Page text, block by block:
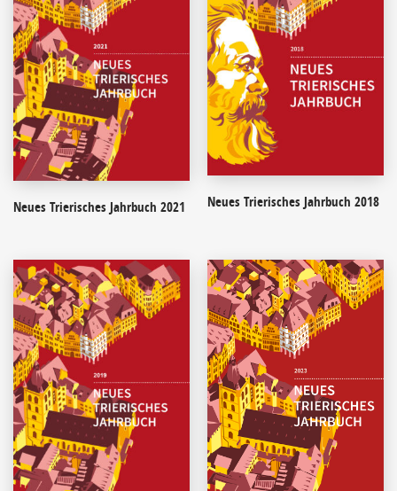
Neues Trierisches Jahrbuch 2021 Neues Trierisches Jahrbuch 2018